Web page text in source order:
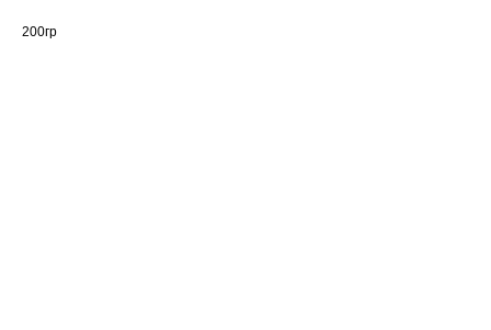
200гр